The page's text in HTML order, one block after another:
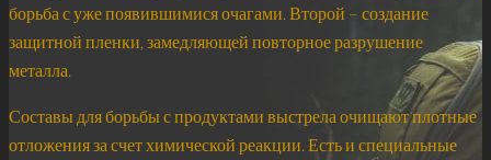
борьба с уже появившимися очагами. Второй – создание
защитной пленки, замедляющей повторное разрушение
металла.
Составы для борьбы с продуктами выстрела очищают плотные
отложения за счет химической реакции. Есть и специальные